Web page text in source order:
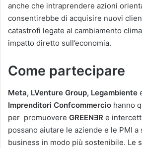
anche che intraprendere azioni
consentirebbe di acquisire nuovi
catastrofi legate al cambiamento
impatto diretto sull’economia.
Come partecipare
Meta, LVenture Group, Legambiente
Imprenditori Confcommercio hanno
per promuovere GREENƎR e
possano aiutare le aziende e le PMI
business in modo più sostenibile. Le